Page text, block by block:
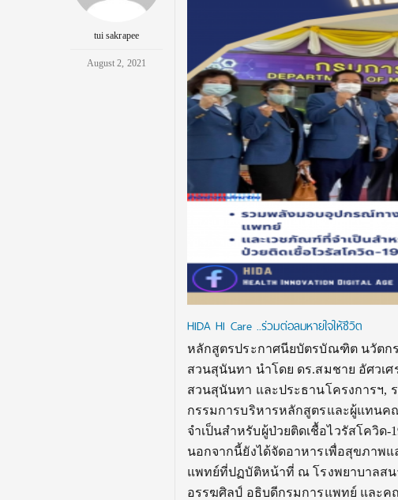
tui sakrapee
August 2, 2021
HIDA HI Care ..ร่วมต่อลมหายใจให้ชีวิต
หลักสูตรประกาศนียบัตรบัณฑิต นวัตก
สวนสุนันทา นำโดย ดร.สมชาย อัศวเ
สวนสุนันทา และประธานโครงการฯ
กรรมการบริหารหลักสูตรและผู้แทน
จำเป็นสำหรับผู้ป่วยติดเชื้อไวรัสโควิด-
นอกจากนี้ยังได้จัดอาหารเพื่อสุขภาพ
แพทย์ที่ปฏบัติหน้าที่ ณ โรงพยาบาลสน
อรรฆศิลป์ อธิบดีกรมการแพทย์ และ